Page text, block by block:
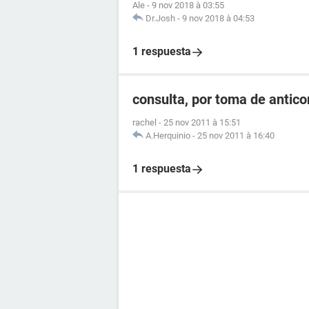
Ale - 9 nov 2018 à 03:55
Dr.Josh - 9 nov 2018 à 04:53
1 respuesta
consulta, por toma de
rachel - 25 nov 2011 à 15:51
A.Herquinio - 25 nov 2011 à 16:40
1 respuesta